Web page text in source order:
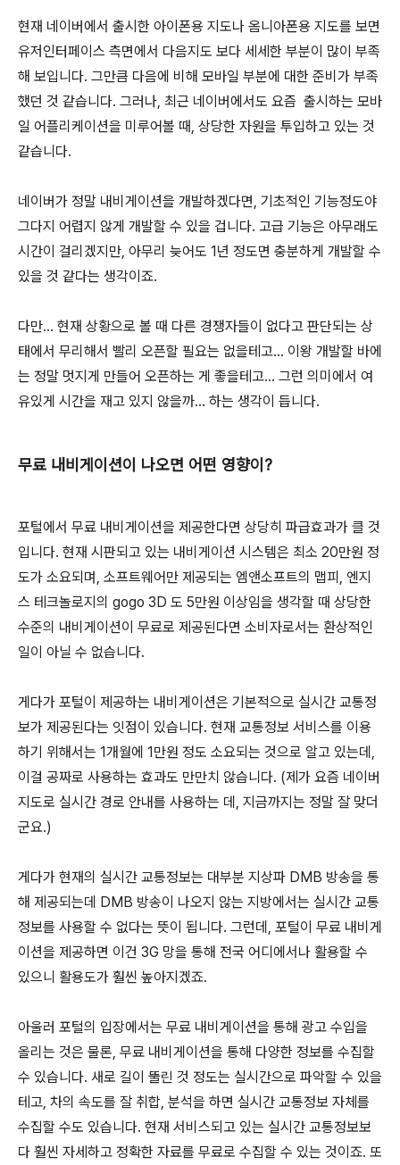
현재 네이버에서 출시한 아이폰용 지도나 옴니아폰용 지도를 보면
유저인터페이스 측면에서 다음지도 보다 세세한 부분이 많이 부족
해 보입니다. 그만큼 다음에 비해 모바일 부분에 대한 준비가 부족
했던 것 같습니다. 그러나, 최근 네이버에서도 요즘 출시하는 모바
일 어플리케이션을 미루어볼 때, 상당한 자원을 투입하고 있는 것
같습니다.
네이버가 정말 내비게이션을 개발하겠다면, 기초적인 기능정도야
그다지 어렵지 않게 개발할 수 있을 겁니다. 고급 기능은 아무래도
시간이 걸리겠지만, 아무리 늦어도 1년 정도면 충분하게 개발할 수
있을 것 같다는 생각이죠.
다만... 현재 상황으로 볼 때 다른 경쟁자들이 없다고 판단되는 상
태에서 무리해서 빨리 오픈할 필요는 없을테고... 이왕 개발할 바에
는 정말 멋지게 만들어 오픈하는 게 좋을테고... 그런 의미에서 여
유있게 시간을 재고 있지 않을까... 하는 생각이 듭니다.
무료 내비게이션이 나오면 어떤 영향이?
포털에서 무료 내비게이션을 제공한다면 상당히 파급효과가 클 것
입니다. 현재 시판되고 있는 내비게이션 시스템은 최소 20만원 정
도가 소요되며, 소프트웨어만 제공되는 엠앤소프트의 맵피, 엔지
스 테크놀로지의 gogo 3D 도 5만원 이상임을 생각할 때 상당한
수준의 내비게이션이 무료로 제공된다면 소비자로서는 환상적인
일이 아닐 수 없습니다.
게다가 포털이 제공하는 내비게이션은 기본적으로 실시간 교통정
보가 제공된다는 잇점이 있습니다. 현재 교통정보 서비스를 이용
하기 위해서는 1개월에 1만원 정도 소요되는 것으로 알고 있는데,
이걸 공짜로 사용하는 효과도 만만치 않습니다. (제가 요즘 네이버
지도로 실시간 경로 안내를 사용하는 데, 지금까지는 정말 잘 맞더
군요.)
게다가 현재의 실시간 교통정보는 대부분 지상파 DMB 방송을 통
해 제공되는데 DMB 방송이 나오지 않는 지방에서는 실시간 교통
정보를 사용할 수 없다는 뜻이 됩니다. 그런데, 포털이 무료 내비게
이션을 제공하면 이건 3G 망을 통해 전국 어디에서나 활용할 수
있으니 활용도가 훨씬 높아지겠죠.
아울러 포털의 입장에서는 무료 내비게이션을 통해 광고 수입을
올리는 것은 물론, 무료 내비게이션을 통해 다양한 정보를 수집할
수 있습니다. 새로 길이 뚤린 것 정도는 실시간으로 파악할 수 있을
테고, 차의 속도를 잘 취합, 분석을 하면 실시간 교통정보 자체를
수집할 수도 있습니다. 현재 서비스되고 있는 실시간 교통정보보
다 훨씬 자세하고 정확한 자료를 무료로 수집할 수 있는 것이죠. 또